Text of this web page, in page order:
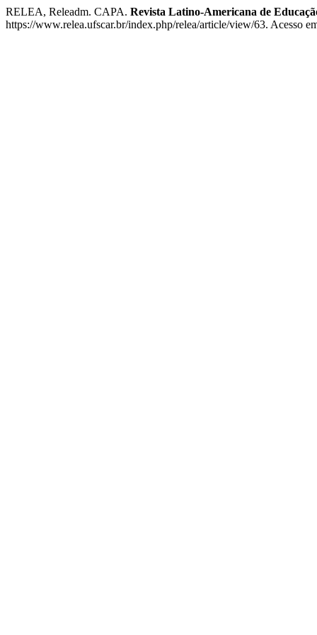
RELEA, Releadm. CAPA. Revista Latino-Americana de
https://www.relea.ufscar.br/index.php/relea/article/view/63. Acesso